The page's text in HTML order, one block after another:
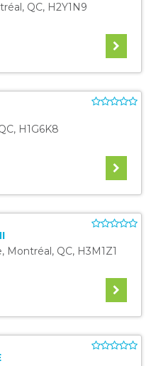
, QC, H2Y1N9
, H1G6K8
, Montréal, QC, H3M1Z1